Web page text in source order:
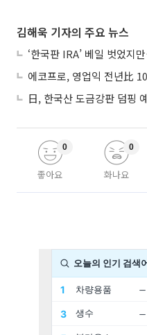
김해욱 기자의 주요 뉴스
좋아요
0
화나요
0